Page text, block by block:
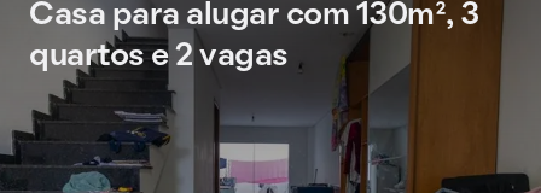
Casa para alugar com 130m², 3
quartos e 2 vagas